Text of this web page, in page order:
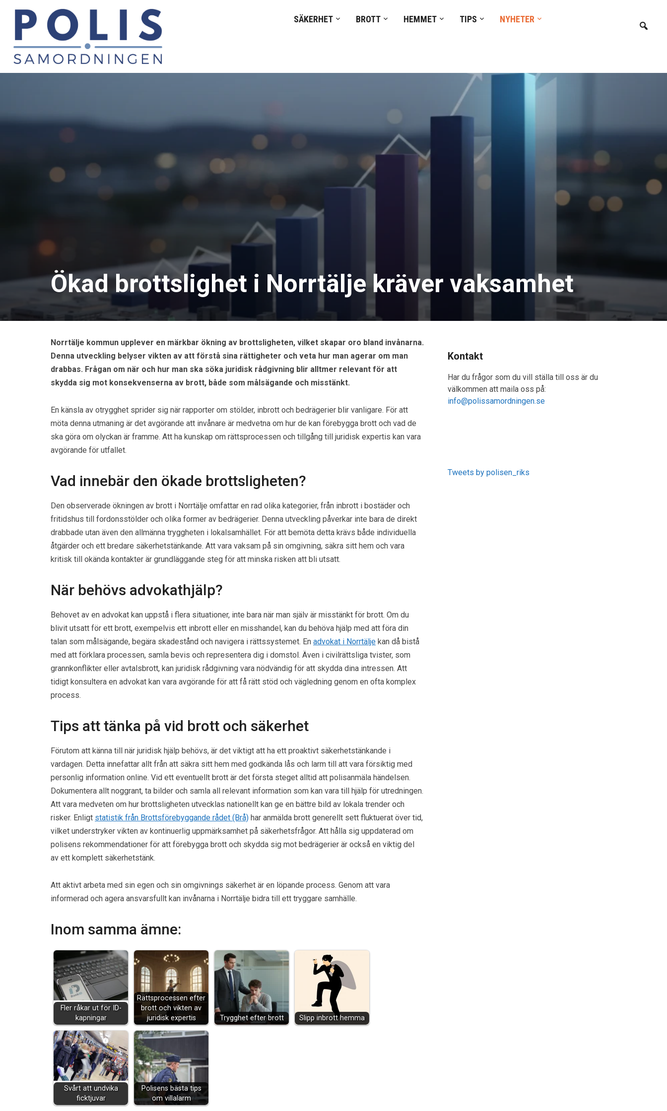
SÄKERHET BROTT HEMMET TIPS NYHETER
Ökad brottslighet i Norrtälje kräver vaksamhet
Norrtälje kommun upplever en märkbar ökning av brottsligheten, vilket skapar oro bland invånarna.
Denna utveckling belyser vikten av att förstå sina rättigheter och veta hur man agerar om man
drabbas. Frågan om när och hur man ska söka juridisk rådgivning blir alltmer relevant för att
skydda sig mot konsekvenserna av brott, både som målsägande och misstänkt.
En känsla av otrygghet sprider sig när rapporter om stölder, inbrott och bedrägerier blir vanligare. För att
möta denna utmaning är det avgörande att invånare är medvetna om hur de kan förebygga brott och vad de
ska göra om olyckan är framme. Att ha kunskap om rättsprocessen och tillgång till juridisk expertis kan vara
avgörande för utfallet.
Vad innebär den ökade brottsligheten?
Den observerade ökningen av brott i Norrtälje omfattar en rad olika kategorier, från inbrott i bostäder och
fritidshus till fordonsstölder och olika former av bedrägerier. Denna utveckling påverkar inte bara de direkt
drabbade utan även den allmänna tryggheten i lokalsamhället. För att bemöta detta krävs både individuella
åtgärder och ett bredare säkerhetstänkande. Att vara vaksam på sin omgivning, säkra sitt hem och vara
kritisk till okända kontakter är grundläggande steg för att minska risken att bli utsatt.
När behövs advokathjälp?
Behovet av en advokat kan uppstå i flera situationer, inte bara när man själv är misstänkt för brott. Om du
blivit utsatt för ett brott, exempelvis ett inbrott eller en misshandel, kan du behöva hjälp med att föra din
talan som målsägande, begära skadestånd och navigera i rättssystemet. En advokat i Norrtälje kan då bistå
med att förklara processen, samla bevis och representera dig i domstol. Även i civilrättsliga tvister, som
grannkonflikter eller avtalsbrott, kan juridisk rådgivning vara nödvändig för att skydda dina intressen. Att
tidigt konsultera en advokat kan vara avgörande för att få rätt stöd och vägledning genom en ofta komplex
process.
Tips att tänka på vid brott och säkerhet
Förutom att känna till när juridisk hjälp behövs, är det viktigt att ha ett proaktivt säkerhetstänkande i
vardagen. Detta innefattar allt från att säkra sitt hem med godkända lås och larm till att vara försiktig med
personlig information online. Vid ett eventuellt brott är det första steget alltid att polisanmäla händelsen.
Dokumentera allt noggrant, ta bilder och samla all relevant information som kan vara till hjälp för utredningen.
Att vara medveten om hur brottsligheten utvecklas nationellt kan ge en bättre bild av lokala trender och
risker. Enligt statistik från Brottsförebyggande rådet (Brå) har anmälda brott generellt sett fluktuerat över tid,
vilket understryker vikten av kontinuerlig uppmärksamhet på säkerhetsfrågor. Att hålla sig uppdaterad om
polisens rekommendationer för att förebygga brott och skydda sig mot bedrägerier är också en viktig del
av ett komplett säkerhetstänk.
Att aktivt arbeta med sin egen och sin omgivnings säkerhet är en löpande process. Genom att vara
informerad och agera ansvarsfullt kan invånarna i Norrtälje bidra till ett tryggare samhälle.
Inom samma ämne:
Fler råkar ut för ID-
kapningar
Rättsprocessen efter
brott och vikten av
juridisk expertis
Trygghet efter brott Slipp inbrott hemma
Svårt att undvika
ficktjuvar
Polisens bästa tips
om villalarm
Kontakt
Har du frågor som du vill ställa till oss är du
välkommen att maila oss på:
info@polissamordningen.se
Tweets by polisen_riks